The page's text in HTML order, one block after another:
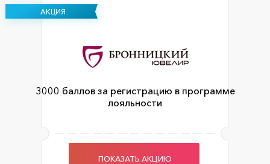
АКЦИЯ
3000 баллов за регистрацию в программе
лояльности
ПОКАЗАТЬ АКЦИЮ